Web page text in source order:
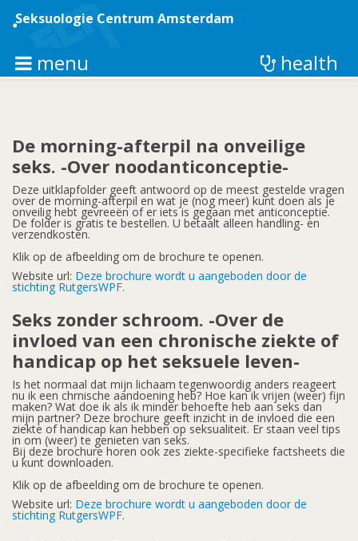
naar
gaan
Seksuologie Centrum Amsterdam
menu health
De morning-afterpil na onveilige
seks. -Over noodanticonceptie-
Deze uitklapfolder geeft antwoord op de meest gestelde vragen
over de morning-afterpil en wat je (nog meer) kunt doen als je
onveilig hebt gevreeën of er iets is gegaan met anticonceptie.
De folder is gratis te bestellen. U betaalt alleen handling- en
verzendkosten.
Klik op de afbeelding om de brochure te openen.
Website url: Deze brochure wordt u aangeboden door de
stichting RutgersWPF.
Seks zonder schroom. -Over de
invloed van een chronische ziekte of
handicap op het seksuele leven-
Is het normaal dat mijn lichaam tegenwoordig anders reageert
nu ik een chrnische aandoening heb? Hoe kan ik vrijen (weer) fijn
maken? Wat doe ik als ik minder behoefte heb aan seks dan
mijn partner? Deze brochure geeft inzicht in de invloed die een
ziekte of handicap kan hebben op seksualiteit. Er staan veel tips
in om (weer) te genieten van seks.
Bij deze brochure horen ook zes ziekte-specifieke factsheets die
u kunt downloaden.
Klik op de afbeelding om de brochure te openen.
Website url: Deze brochure wordt u aangeboden door de
stichting RutgersWPF.